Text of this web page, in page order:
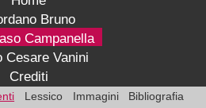
Bruno
Campanella
Cesare Vanini
Crediti
Lessico Immagini
Bibliografia